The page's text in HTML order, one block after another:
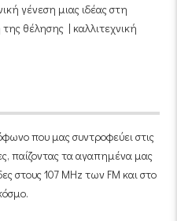
γένεση μιας ιδέας στη
θέλησης | καλλιτεχνική
που μας συντροφεύει στις
παίζοντας τα αγαπημένα μας
στους 107 MHz των FM και στο